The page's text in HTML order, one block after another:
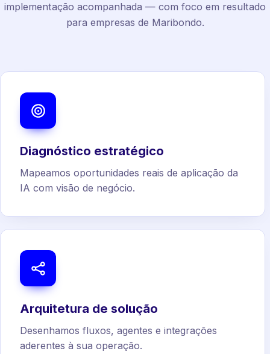
implementação acompanhada — com foco em resultado
para empresas de Maribondo.
Diagnóstico estratégico
Mapeamos oportunidades reais de aplicação da
IA com visão de negócio.
Arquitetura de solução
Desenhamos fluxos, agentes e integrações
aderentes à sua operação.